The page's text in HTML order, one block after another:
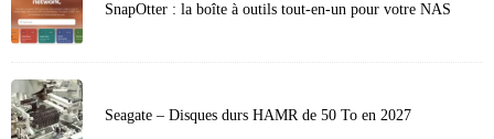
SnapOtter : la boîte à outils tout-en-un pour votre NAS
Seagate – Disques durs HAMR de 50 To en 2027